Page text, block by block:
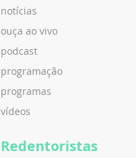
notícias
ouça ao vivo
podcast
programação
programas
vídeos
Redentoristas